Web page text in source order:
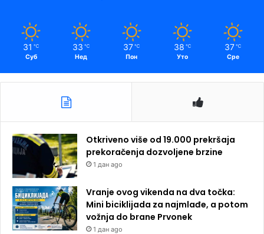
31 ℃
Суб
33 ℃
Нед
37 ℃
Пон
38 ℃
Уто
37 ℃
Сре
Otkriveno više od 19.000 prekršaja
prekoračenja dozvoljene brzine
1 дан ago
Vranje ovog vikenda na dva točka:
Mini biciklijada za najmlađe, a potom
vožnja do brane Prvonek
1 дан ago